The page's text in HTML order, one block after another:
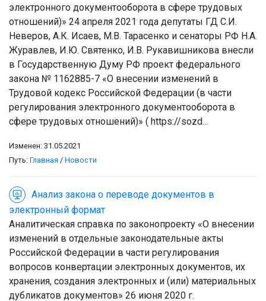
электронного документооборота в сфере трудовых
отношений)» 24 апреля 2021 года депутаты ГД С.И.
Неверов, А.К. Исаев, М.В. Тарасенко и сенаторы РФ Н.А.
Журавлев, И.Ю. Святенко, И.В. Рукавишникова внесли
в Государственную Думу РФ проект федерального
закона № 1162885-7 «О внесении изменений в
Трудовой кодекс Российской Федерации (в части
регулирования электронного документооборота в
сфере трудовых отношений)» ( https://sozd...
Изменен: 31.05.2021
Путь: Главная / Новости
Анализ закона о переводе документов в
электронный формат
Аналитическая справка по законопроекту «О внесении
изменений в отдельные законодательные акты
Российской Федерации в части регулирования
вопросов конвертации электронных документов, их
хранения, создания электронных и (или) материальных
дубликатов документов» 26 июня 2020 г.